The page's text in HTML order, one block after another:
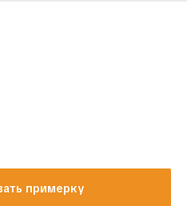
примерку